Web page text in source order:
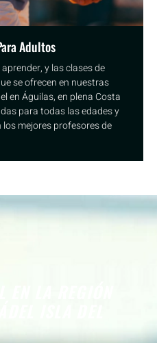
Adultos
y las clases de
se ofrecen en nuestras
en Águilas, en plena Costa
para todas las edades y
mejores profesores de